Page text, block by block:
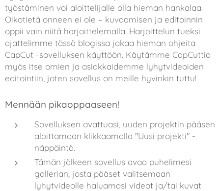
työstäminen voi aloittelijalle olla hieman hankalaa.
Oikotietä onneen ei ole – kuvaamisen ja editoinnin
oppii vain niitä harjoittelemalla. Harjoittelun tueksi
ajattelimme tässä blogissa jakaa hieman ohjeita
CapCut -sovelluksen käyttöön. Käytämme CapCuttia
myös itse omien ja asiakkaidemme lyhytvideoiden
editointiin, joten sovellus on meille hyvinkin tuttu!
Mennään pikaoppaaseen!
Sovelluksen avattuasi, uuden projektin pääsen
aloittamaan klikkaamalla "Uusi projekti" -
näppäintä.
Tämän jälkeen sovellus avaa puhelimesi
gallerian, josta pääset valitsemaan
lyhytvideolle haluamasi videot ja/tai kuvat.